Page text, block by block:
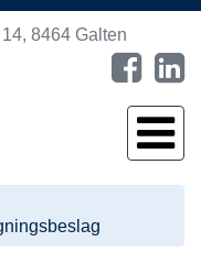
8464 Galten